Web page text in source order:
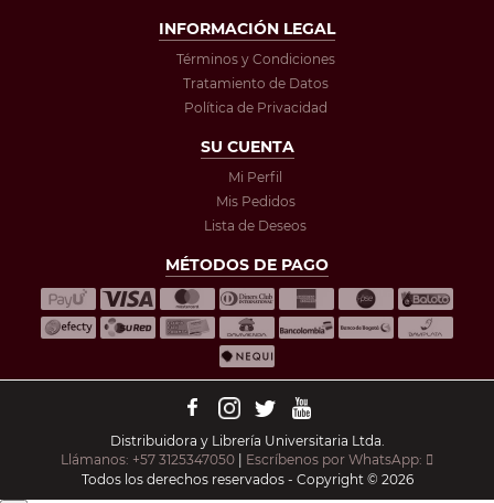
INFORMACIÓN LEGAL
Términos y Condiciones
Tratamiento de Datos
Política de Privacidad
SU CUENTA
Mi Perfil
Mis Pedidos
Lista de Deseos
MÉTODOS DE PAGO
Distribuidora y Librería Universitaria Ltda.
Llámanos: +57 3125347050
Escríbenos por WhatsApp:
Todos los derechos reservados - Copyright © 2026